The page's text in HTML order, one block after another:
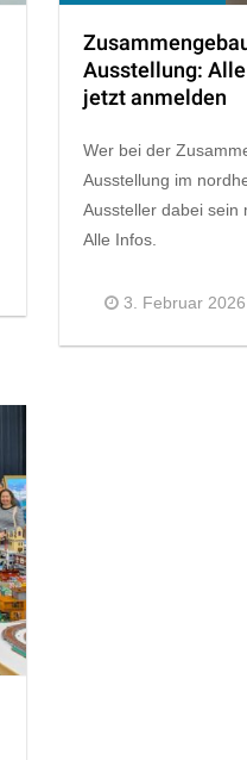
Ausstellung:
jetzt anmelden
Wer bei der
Ausstellung im
Aussteller dabei sein
Alle Infos.
3. Februar 2026